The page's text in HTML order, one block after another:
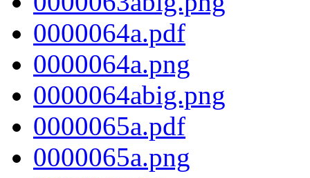
0000064a.pdf
0000064a.png
0000064abig.png
0000065a.pdf
0000065a.png